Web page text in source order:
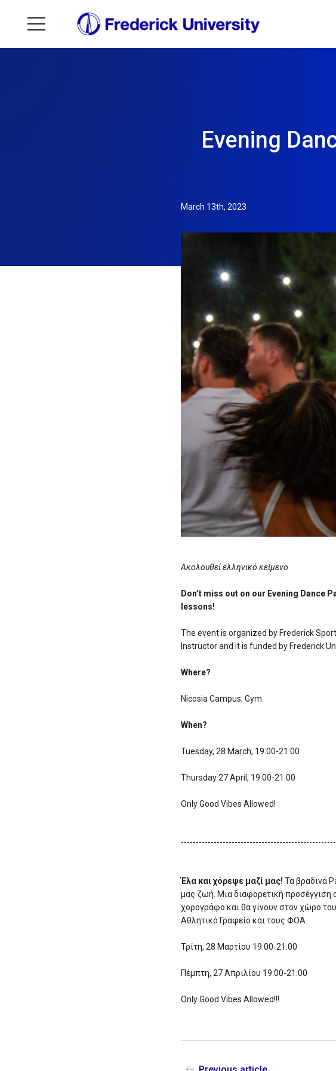
Evening
March 13th, 2023
Ακολουθεί ελληνικό κείμενο
Don’t miss out on our Evening Dance
lessons!
The event is organized by Frederick
Instructor and it is funded by Frederick
Where?
Nicosia Campus, Gym.
When?
Tuesday, 28 March, 19:00-21:00
Thursday 27 April, 19:00-21:00
Only Good Vibes Allowed!
Έλα και χόρεψε μαζί μας! Τα βραδινά
μας ζωή. Μια διαφορετική προσέγγιση
χορογράφο και θα γίνουν στον χώρο
Αθλητικό Γραφείο και τους ΦΟΑ.
Τρίτη, 28 Μαρτίου 19:00-21:00
Πέμπτη, 27 Απριλίου 19:00-21:00
Only Good Vibes Allowed!!!